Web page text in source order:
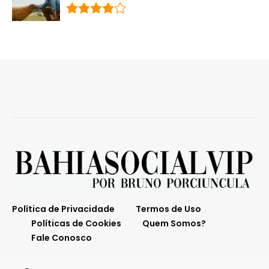
Política de Privacidade
Termos de Uso
Políticas de Cookies
Quem Somos?
Fale Conosco